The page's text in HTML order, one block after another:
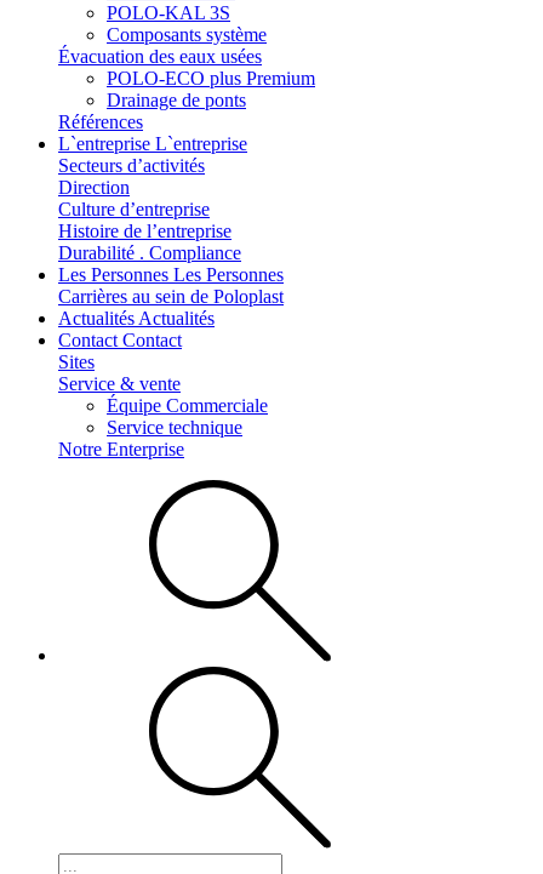
POLO-KAL 3S
Composants système
Évacuation des eaux usées
POLO-ECO plus Premium
Drainage de ponts
Références
L`entreprise L`entreprise
Secteurs d’activités
Direction
Culture d’entreprise
Histoire de l’entreprise
Durabilité . Compliance
Les Personnes Les Personnes
Carrières au sein de Poloplast
Actualités Actualités
Contact Contact
Sites
Service & vente
Équipe Commerciale
Service technique
Notre Enterprise